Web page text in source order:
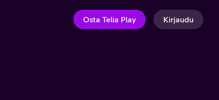
Osta Telia Play Kirjaudu